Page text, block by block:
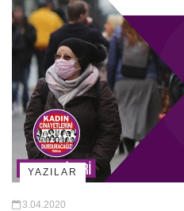
YAZILAR
3.04.2020